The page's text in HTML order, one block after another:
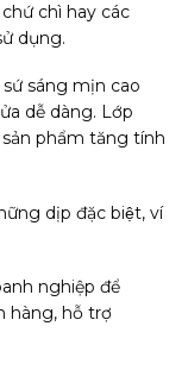
chì hay các
dụng.
sáng mịn cao
dễ dàng. Lớp
phẩm tăng tính
dịp đặc biệt, ví
nghiệp để
hàng, hỗ trợ